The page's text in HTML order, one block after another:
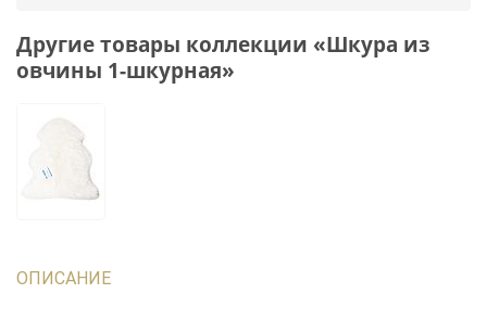
Другие товары коллекции «Шкура из
овчины 1-шкурная»
ОПИСАНИЕ